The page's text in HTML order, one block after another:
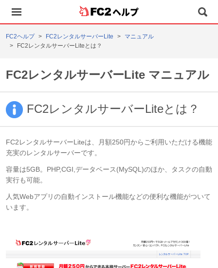
ヘルプ
FC2ヘルプ FC2レンタルサーバーLite
マニュアル
FC2レンタルサーバーLiteとは？
FC2レンタルサーバーLite マニュアル
FC2レンタルサーバーLiteとは？
FC2レンタルサーバーLiteは、月額250円からご利用いただける機能
充実のレンタルサーバーです。
容量は5GB。PHP,CGI,データベース(MySQL)のほか、タスクの自動
実行も可能。
人気Webアプリの自動インストール機能などの便利な機能がついて
います。